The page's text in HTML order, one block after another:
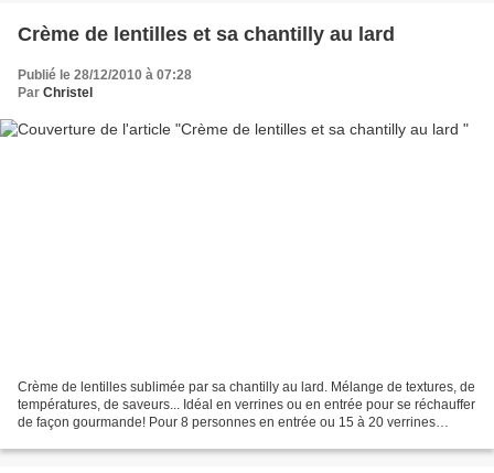
Crème de lentilles et sa chantilly au lard
Publié le 28/12/2010 à 07:28
Par Christel
Crème de lentilles sublimée par sa chantilly au lard. Mélange de textures, de
températures, de saveurs... Idéal en verrines ou en entrée pour se réchauffer
de façon gourmande! Pour 8 personnes en entrée ou 15 à 20 verrines